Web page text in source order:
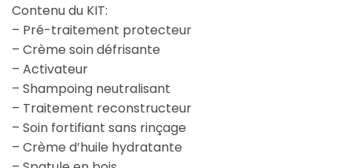
Contenu du KIT:
– Pré-traitement protecteur
– Crème soin défrisante
– Activateur
– Shampoing neutralisant
– Traitement reconstructeur
– Soin fortifiant sans rinçage
– Crème d’huile hydratante